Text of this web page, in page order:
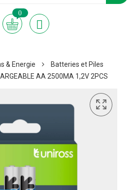
0
& Energie
Batteries et Piles
AA 2500MA 1,2V 2PCS